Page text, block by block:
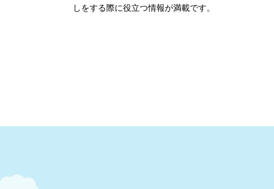
しをする際に役立つ情報が満載です。